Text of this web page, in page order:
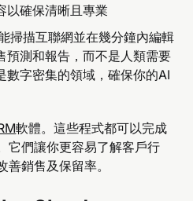
以確保清晰且專業
掃描互聯網並在幾分鐘內編輯
預測和報告，而不是人類需要
數字密集的領域，確保你的AI
軟體。這些程式都可以完成
它們讓你更容易了解客戶行
銷售及保留率。